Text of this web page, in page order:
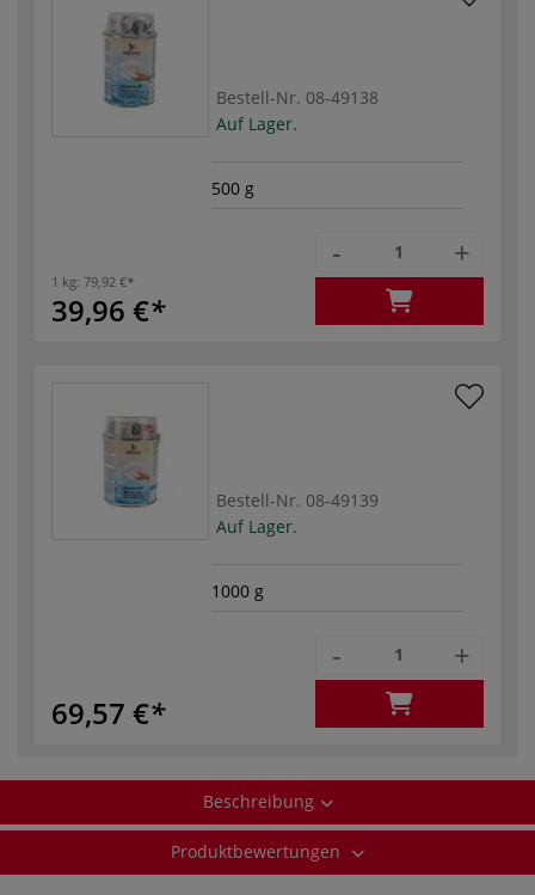
Bestell-Nr. 08-49138
Auf Lager.
500 g
1 kg: 79,92 €
39,96 €
- +
Bestell-Nr. 08-49139
Auf Lager.
1000 g
69,57 €
- +
Beschreibung
Produktbewertungen